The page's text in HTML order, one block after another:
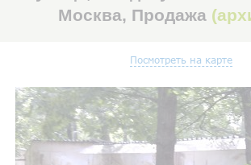
Москва, Продажа
Посмотреть на карте